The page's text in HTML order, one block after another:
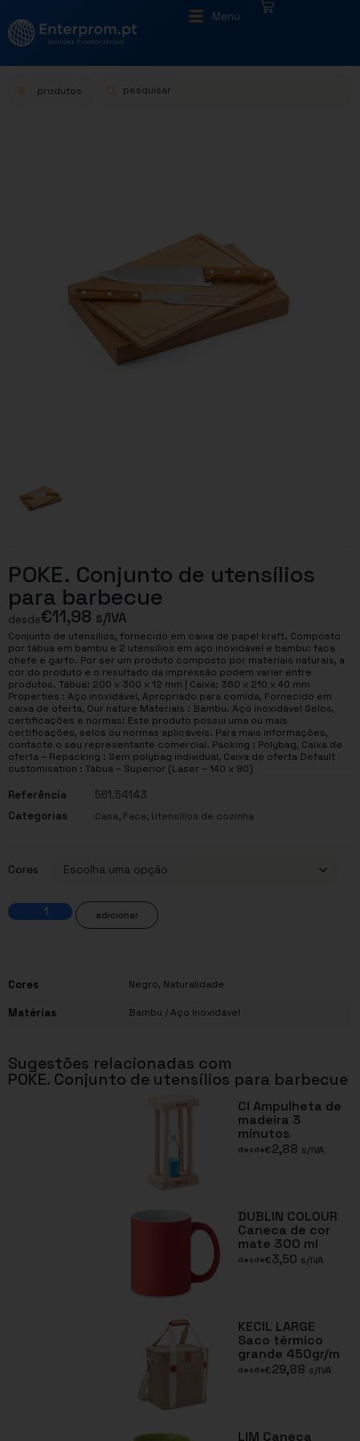
Menu
produtos
POKE. Conjunto de utensílios
para barbecue
desde€11,98 s/IVA
Conjunto de utensílios, fornecido em caixa de papel kraft. Composto
por tábua em bambu e 2 utensílios em aço inoxidável e bambu: faca
chefe e garfo. Por ser um produto composto por materiais naturais, a
cor do produto e o resultado da impressão podem variar entre
produtos. Tábua: 200 x 300 x 12 mm | Caixa: 360 x 210 x 40 mm
Properties : Aço inoxidável, Apropriado para comida, Fornecido em
caixa de oferta, Our nature Materials : Bambu. Aço inoxidável Selos,
certificações e normas: Este produto possui uma ou mais
certificações, selos ou normas aplicáveis. Para mais informações,
contacte o seu representante comercial. Packing : Polybag, Caixa de
oferta – Repacking : Sem polybag individual, Caixa de oferta Default
customisation : Tábua – Superior (Laser – 140 x 90)
Referência
561.54143
Categorias
Casa, Faca, Utensílios de cozinha
Cores
adicionar
Cores Negro, Naturalidade
Matérias Bambu / Aço Inoxidável
Sugestões relacionadas com
POKE. Conjunto de utensílios para barbecue
CI Ampulheta de
madeira 3
minutos
desde€2,88 s/IVA
DUBLIN COLOUR
Caneca de cor
mate 300 ml
desde€3,50 s/IVA
KECIL LARGE
Saco térmico
grande 450gr/m
desde€29,88 s/IVA
LIM Caneca